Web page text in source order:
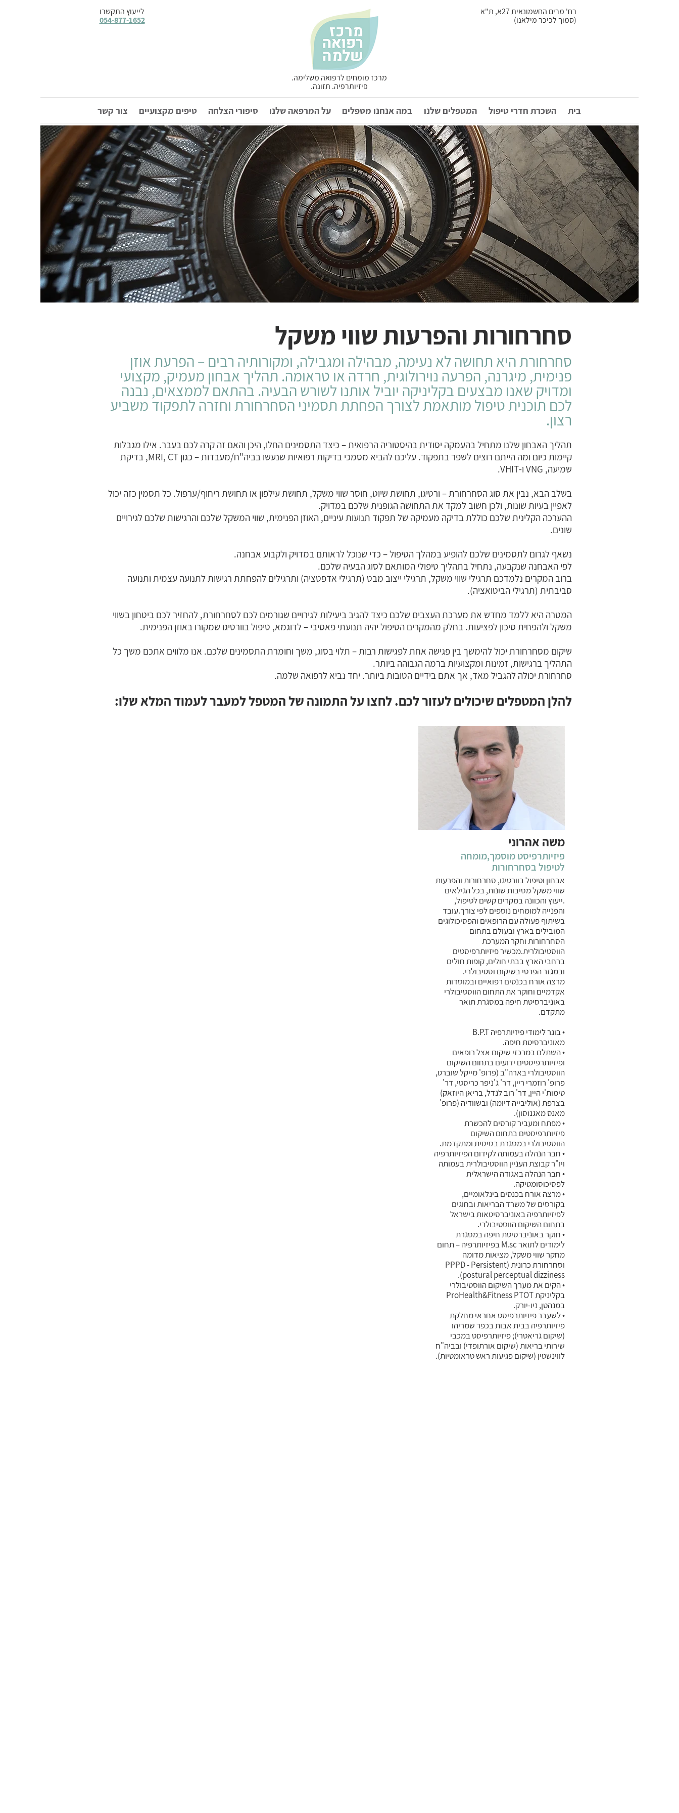
לייעוץ התקשרו
054-877-1652
רח' מרים החשמונאית 27א, ת"א
(סמוך לכיכר מילאנו)
מרכז מומחים לרפואה משלימה.
פיזיותרפיה. תזונה.
בית השכרת חדרי טיפול המטפלים שלנו במה אנחנו מטפלים על המרפאה שלנו סיפורי הצלחה טיפים מקצועיים צור קשר
סחרחורות והפרעות שווי משקל
סחרחורת היא תחושה לא נעימה, מבהילה ומגבילה, ומקורותיה רבים – הפרעת אוזן
פנימית, מיגרנה, הפרעה נוירולוגית, חרדה או טראומה. תהליך אבחון מעמיק, מקצועי
ומדויק שאנו מבצעים בקליניקה יוביל אותנו לשורש הבעיה. בהתאם לממצאים, נבנה
לכם תוכנית טיפול מותאמת לצורך הפחתת תסמיני הסחרחורת וחזרה לתפקוד משביע
רצון.
תהליך האבחון שלנו מתחיל בהעמקה יסודית בהיסטוריה הרפואית – כיצד התסמינים החלו, היכן והאם זה קרה לכם בעבר. אילו מגבלות
קיימות כיום ומה הייתם רוצים לשפר בתפקוד. עליכם להביא מסמכי בדיקות רפואיות שנעשו בביה"ח/מעבדות – כגון MRI, CT, בדיקת
שמיעה, VNG ו-VHIT.
בשלב הבא, נבין את סוג הסחרחורת – ורטיגו, תחושת שיוט, חוסר שווי משקל, תחושת עילפון או תחושת ריחוף/ערפול. כל תסמין כזה יכול
לאפיין בעיות שונות, ולכן חשוב למקד את התחושה הגופנית שלכם במדויק.
ההערכה הקלינית שלכם כוללת בדיקה מעמיקה של תפקוד תנועות עיניים, האוזן הפנימית, שווי המשקל שלכם והרגישות שלכם לגירויים
שונים.
נשאף לגרום לתסמינים שלכם להופיע במהלך הטיפול – כדי שנוכל לראותם במדויק ולקבוע אבחנה.
לפי האבחנה שנקבעה, נתחיל בתהליך טיפולי המותאם לסוג הבעיה שלכם.
ברוב המקרים נלמדכם תרגילי שווי משקל, תרגילי ייצוב מבט (תרגילי אדפטציה) ותרגילים להפחתת רגישות לתנועה עצמית ותנועה
סביבתית (תרגילי הביטואציה).
המטרה היא ללמד מחדש את מערכת העצבים שלכם כיצד להגיב ביעילות לגירויים שגורמים לכם לסחרחורת, להחזיר לכם ביטחון בשווי
משקל ולהפחית סיכון לפציעות. בחלק מהמקרים הטיפול יהיה תנועתי פאסיבי – לדוגמא, טיפול בוורטיגו שמקורו באוזן הפנימית.
שיקום מסחרחורת יכול להימשך בין פגישה אחת לפגישות רבות – תלוי בסוג, משך וחומרת התסמינים שלכם. אנו מלווים אתכם משך כל
התהליך ברגישות, זמינות ומקצועיות ברמה הגבוהה ביותר.
סחרחורת יכולה להגביל מאד, אך אתם בידיים הטובות ביותר. יחד נביא לרפואה שלמה.
להלן המטפלים שיכולים לעזור לכם. לחצו על התמונה של המטפל למעבר לעמוד המלא שלו:
משה אהרוני
פיזיותרפיסט מוסמך,מומחה
לטיפול בסחרחורות
אבחון וטיפול בוורטיגו, סחרחורות והפרעות
שווי משקל מסיבות שונות, בכל הגילאים
.ייעוץ והכוונה במקרים קשים לטיפול,
והפנייה למומחים נוספים לפי צורך.עובד
בשיתוף פעולה עם הרופאים והפסיכולוגים
המובילים בארץ ובעולם בתחום
הסחרחורות וחקר המערכת
הווסטיבולרית.מכשיר פיזיותרפיסטים
ברחבי הארץ בבתי חולים, קופות חולים
ובמגזר הפרטי בשיקום וסטיבולרי.
מרצה אורח בכנסים רפואיים ובמוסדות
אקדמיים וחוקר את התחום הווסטיבולרי
באוניברסיטת חיפה במסגרת תואר
מתקדם.
• בוגר לימודי פיזיותרפיה B.P.T
מאוניברסיטת חיפה.
• השתלם במרכזי שיקום אצל רופאים
ופיזיותרפיסטים ידועים בתחום השיקום
הווסטיבולרי בארה"ב (פרופ' מייקל שוברט,
פרופ' רוזמרי ריין, דר' ג'ניפר כריסטי, דר'
טימות'י היין, דר' רוב לנדל, בריאן היוזאק)
בצרפת (אוליבייה דיומה) ובשוודיה (פרופ'
מאנס מאגנוסון).
• מפתח ומעביר קורסים להכשרת
פיזיותרפיסטים בתחום השיקום
הווסטיבולרי במסגרת בסיסית ומתקדמת.
• חבר הנהלה בעמותה לקידום הפיזיותרפיה
ויו"ר קבוצת העניין הווסטיבולרית בעמותה
• חבר הנהלה באגודה הישראלית
לפסיכוסומטיקה.
• מרצה אורח בכנסים בינלאומיים,
בקורסים של משרד הבריאות ובחוגים
לפיזיותרפיה באוניברסיטאות בישראל
בתחום השיקום הווסטיבולרי.
• חוקר באוניברסיטת חיפה במסגרת
לימודים לתואר M.sc בפיזיותרפיה – תחום
מחקר שווי משקל, מציאות מדומה
וסחרחורת כרונית (PPPD - Persistent
postural perceptual dizziness).
• הקים את מערך השיקום הווסטיבולרי
בקליניקת ProHealth&Fitness PTOT
במנהטן, ניו-יורק.
• לשעבר פיזיותרפיסט אחראי מחלקת
פיזיותרפיה בבית אבות בכפר שמריהו
(שיקום גריאטרי); פיזיותרפיסט במכבי
שירותי בריאות (שיקום אורתופדי) ובביה"ח
לווינשטין (שיקום פגיעות ראש טראומטיות).